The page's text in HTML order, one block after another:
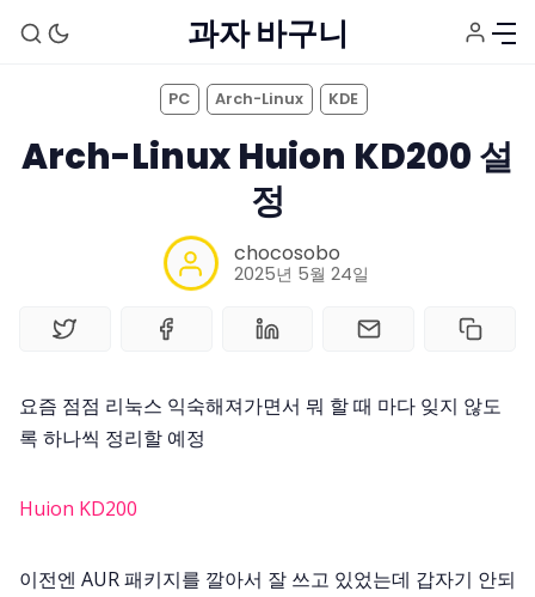
홈
Stream Setup
과자 바구니
PC Arch-Linux KDE
Arch-Linux Huion KD200 설
정
chocosobo
2025년 5월 24일
요즘 점점 리눅스 익숙해져가면서 뭐 할 때 마다 잊지 않도
록 하나씩 정리할 예정
Huion KD200
이전엔 AUR 패키지를 깔아서 잘 쓰고 있었는데 갑자기 안되